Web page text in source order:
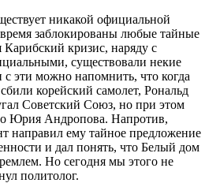
никакой официальной
заблокированы любые тайные
Карибский кризис, наряду с
существовали некие
эти можно напомнить, что когда
корейский самолет, Рональд
Советский Союз, но при этом
Юрия Андропова. Напротив,
направил ему тайное предложение
и дал понять, что Белый дом
Но сегодня мы этого не
политолог.